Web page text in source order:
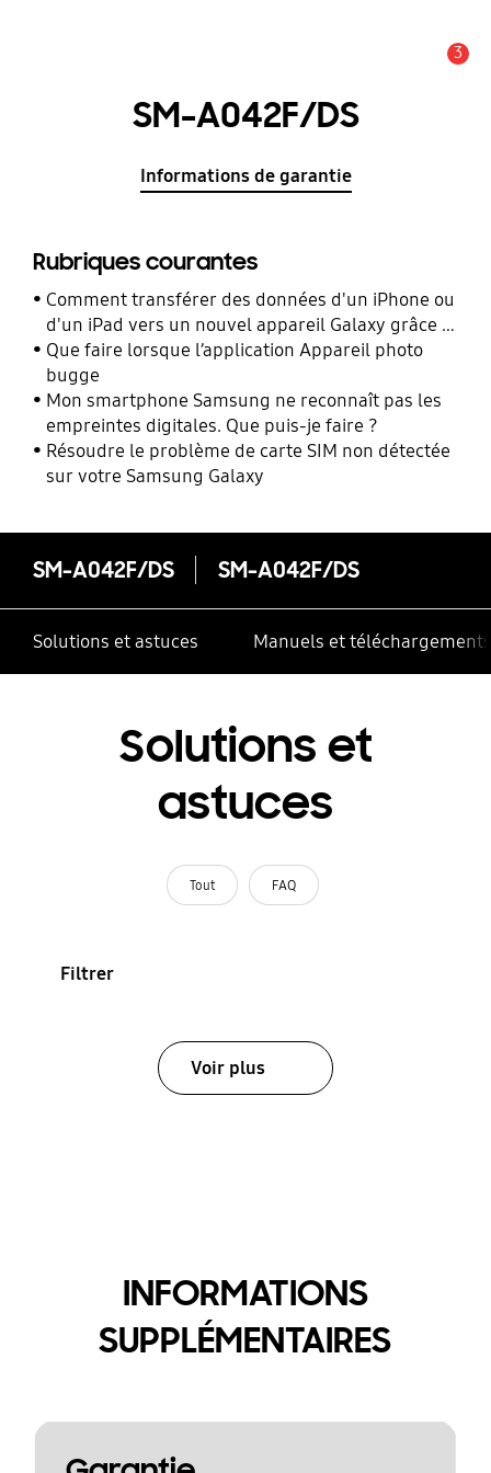
3
SM-A042F/DS
Informations de garantie
Rubriques courantes
Comment transférer des données d'un iPhone ou
d'un iPad vers un nouvel appareil Galaxy grâce à
Smart Switch ?
Que faire lorsque l’application Appareil photo
bugge
Mon smartphone Samsung ne reconnaît pas les
empreintes digitales. Que puis-je faire ?
Résoudre le problème de carte SIM non détectée
sur votre Samsung Galaxy
SM-A042F/DS SM-A042F/DS
Solutions et astuces Manuels et téléchargements
Solutions et
astuces
Tout FAQ
Filtrer
Voir plus
INFORMATIONS
SUPPLÉMENTAIRES